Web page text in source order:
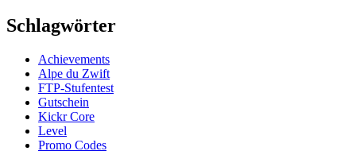
Schlagwörter
Achievements
Alpe du Zwift
FTP-Stufentest
Gutschein
Kickr Core
Level
Promo Codes